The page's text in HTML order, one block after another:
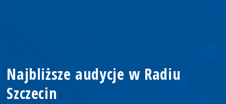
Najbliższe audycje w Radiu
Szczecin